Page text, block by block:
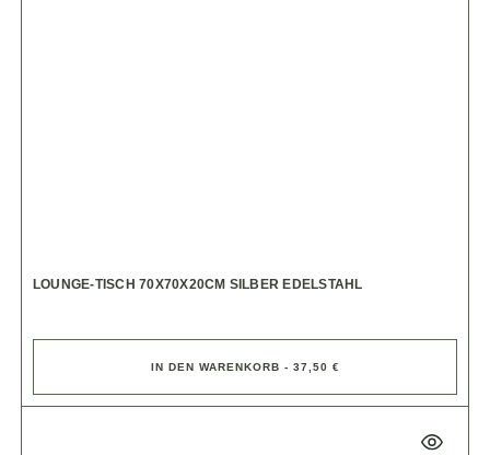
LOUNGE-TISCH 70X70X20CM SILBER EDELSTAHL
IN DEN WARENKORB - 37,50 €